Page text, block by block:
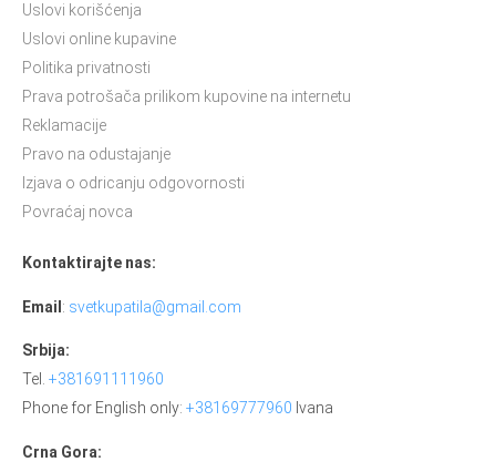
Uslovi korišćenja
Uslovi online kupavine
Politika privatnosti
Prava potrošača prilikom kupovine na internetu
Reklamacije
Pravo na odustajanje
Izjava o odricanju odgovornosti
Povraćaj novca
Kontaktirajte nas:
Email : svetkupatila@gmail.com
Srbija:
Tel. +381691111960
Phone for English only: +38169777960 Ivana
Crna Gora: